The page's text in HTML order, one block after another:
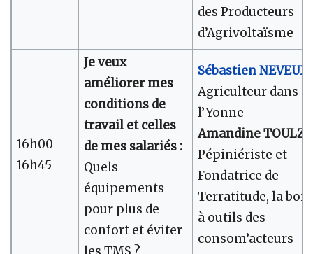
des Producteurs
d’Agrivoltaïsme
16h00
16h45
Je veux
améliorer mes
conditions de
travail et celles
de mes salariés :
Quels
équipements
pour plus de
confort et éviter
Sébastien NEVEUX
Agriculteur dans
l’Yonne
Amandine TOULZA
Pépiniériste et
Fondatrice de
Terratitude, la
à outils des
consom’acteurs